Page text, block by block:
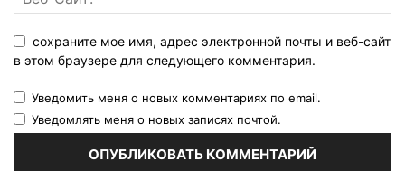
сохраните мое имя, адрес электронной почты и веб-сайт
в этом браузере для следующего комментария.
Уведомить меня о новых комментариях по email.
Уведомлять меня о новых записях почтой.